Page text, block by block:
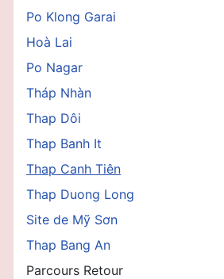
Po Klong Garai
Hoà Lai
Po Nagar
Tháp Nhàn
Thap Dôi
Thap Banh It
Thap Canh Tiên
Thap Duong Long
Site de Mỹ Sơn
Thap Bang An
Parcours Retour